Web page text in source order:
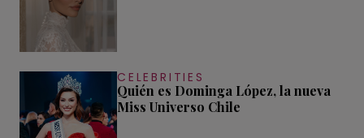
CELEBRITIES
Quién es Dominga López, la nueva
Miss Universo Chile